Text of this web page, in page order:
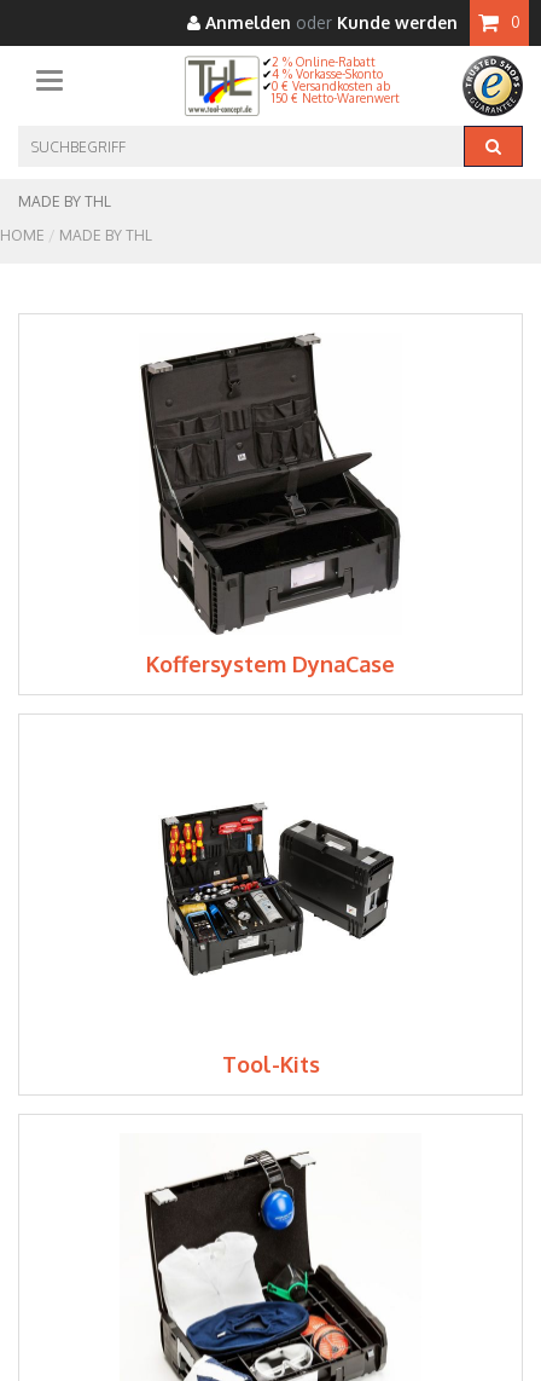
Anmelden oder Kunde werden 0
Toggle navigation
2 % Online-Rabatt
4 % Vorkasse-Skonto
0 € Versandkosten ab
150 € Netto-Warenwert
MADE BY THL
HOME
MADE BY THL
Koffersystem DynaCase
Tool-Kits